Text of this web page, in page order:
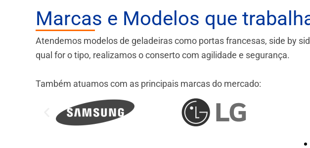
Marcas e Modelos que
Atendemos modelos de geladeiras como portas francesas, side by
qual for o tipo, realizamos o conserto com agilidade e segurança.
Também atuamos com as principais marcas do mercado: